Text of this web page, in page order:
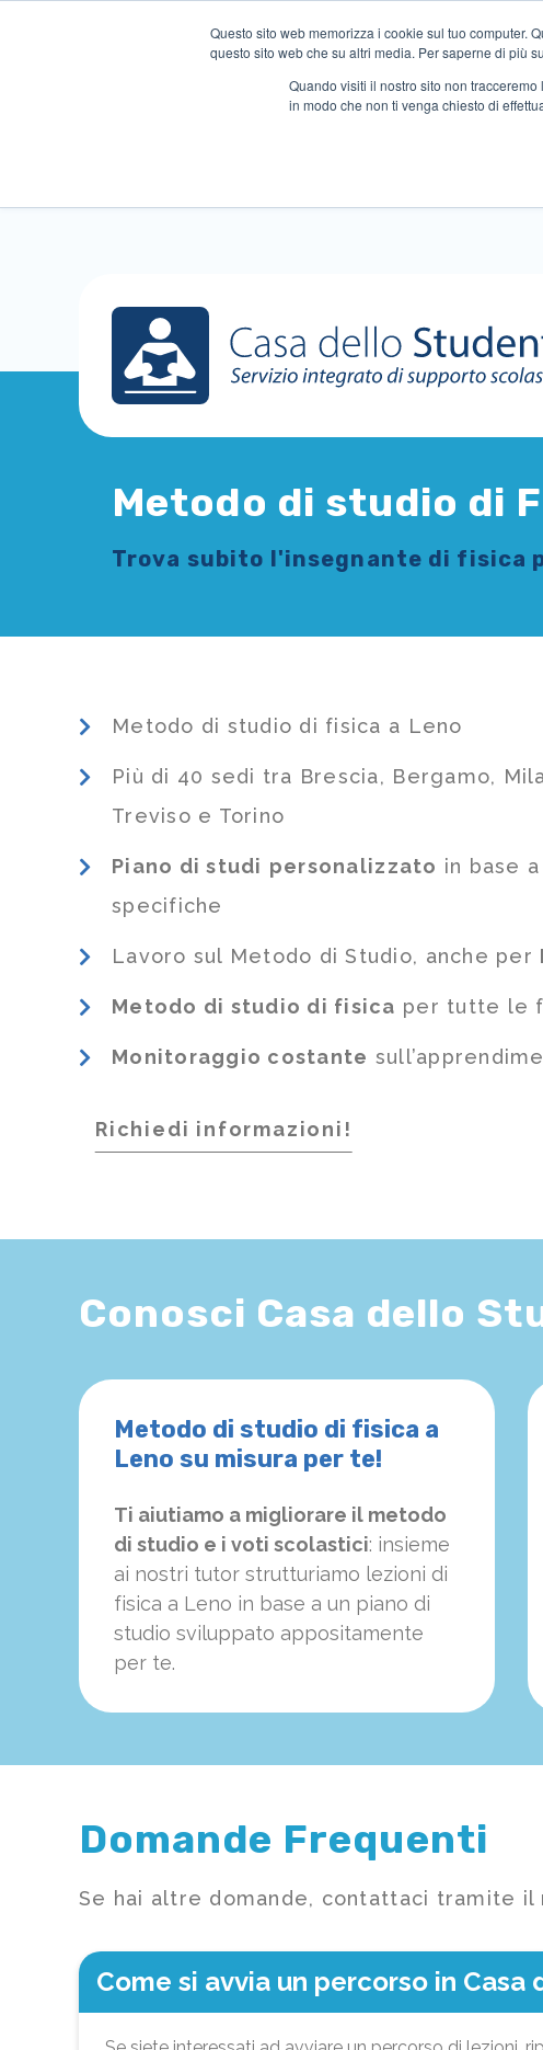
Questo sito web memorizza i cookie sul tuo computer.
questo sito web che su altri media. Per saperne di più
Quando visiti il ​​nostro sito non
in modo che non ti venga chiesto di
Metodo di studio di
Trova subito l'insegnante di fisica
Metodo di studio di fisica a Leno
Più di 40 sedi tra Brescia, Bergamo,
Treviso e Torino
Piano di studi personalizzato in base
specifiche
Lavoro sul Metodo di Studio, anche per
Metodo di studio di fisica per tutte le
Monitoraggio costante
Richiedi informazioni!
Conosci Casa dello
Metodo di studio di fisica a
Leno su misura per te!
Ti aiutiamo a migliorare il metodo
di studio e i voti scolastici: insieme
ai nostri tutor strutturiamo lezioni di
fisica a Leno in base a un piano di
studio sviluppato appositamente
per te.
Domande Frequenti
Se hai altre domande, contattaci tramite
Come si avvia un percorso in